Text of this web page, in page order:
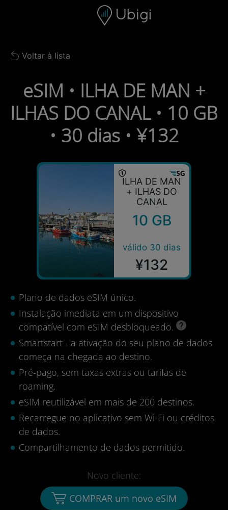
Barra de navegação
Back to list
Voltar à lista
eSIM • ILHA DE MAN +
ILHAS DO CANAL • 10 GB
• 30 dias • ¥132
ILHA DE MAN
+ ILHAS DO
CANAL
10 GB
válido 30 dias
¥132
Plano de dados eSIM único.
Instalação imediata em um dispositivo
compatível com eSIM desbloqueado.
Smartstart - a ativação do seu plano de dados
começa na chegada ao destino.
Pré-pago, sem taxas extras ou tarifas de
roaming.
eSIM reutilizável em mais de 200 destinos.
Recarregue no aplicativo sem Wi-Fi ou créditos
de dados.
Compartilhamento de dados permitido.
Novo cliente:
COMPRAR um novo eSIM